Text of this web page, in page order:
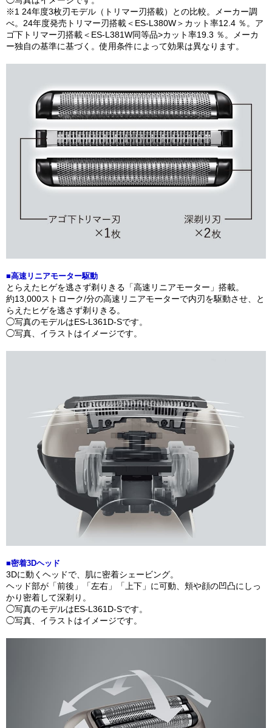
※1 24年度3枚刃モデル（トリマー刃搭載）との比較。メーカー調
べ。24年度発売トリマー刃搭載＜ES-L380W＞カット率12.4 ％。ア
ゴ下トリマー刃搭載＜ES-L381W同等品>カット率19.3 ％。メーカ
ー独自の基準に基づく。使用条件によって効果は異なります。
■高速リニアモーター駆動
とらえたヒゲを逃さず剃りきる「高速リニアモーター」搭載。
約13,000ストローク/分の高速リニアモーターで内刃を駆動させ、と
らえたヒゲを逃さず剃りきる。
◯写真のモデルはES-L361D-Sです。
◯写真、イラストはイメージです。
■密着3Dヘッド
3Dに動くヘッドで、肌に密着シェービング。
ヘッド部が「前後」「左右」「上下」に可動、頬や顔の凹凸にしっ
かり密着して深剃り。
◯写真のモデルはES-L361D-Sです。
◯写真、イラストはイメージです。